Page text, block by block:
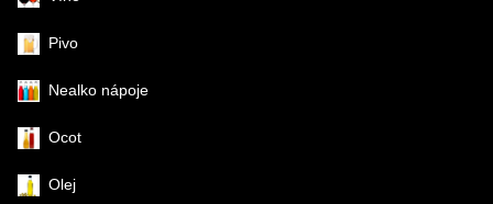
Pivo
Nealko nápoje
Ocot
Olej